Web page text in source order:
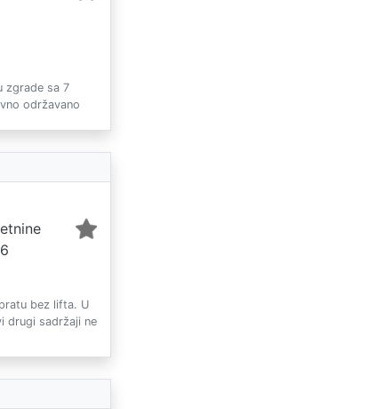
zgrade sa 7
održavano
bez lifta. U
drugi sadržaji ne